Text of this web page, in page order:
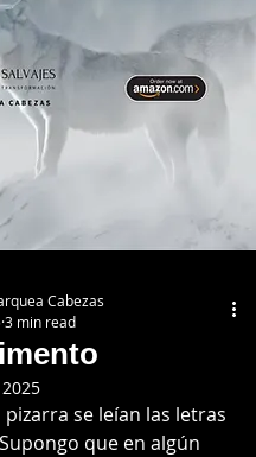
Cabezas
3 min read
2025
se leían las letras
Supongo que en algún